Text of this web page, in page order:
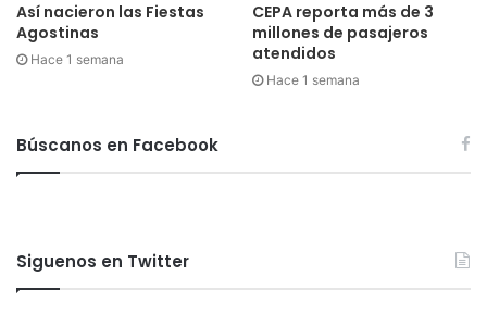
Así nacieron las Fiestas
Agostinas
Hace 1 semana
CEPA reporta más de 3
millones de pasajeros
atendidos
Hace 1 semana
Búscanos en Facebook
Siguenos en Twitter